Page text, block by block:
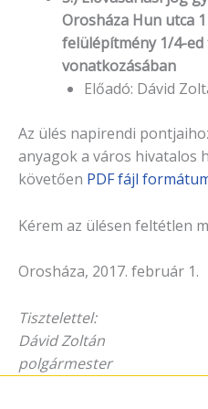
Orosháza Hun utca
felülépítmény 1/4-
vonatkozásában
Előadó: Dávid
Az ülés napirendi
anyagok a város hivatalos
követően PDF fájl
Kérem az ülésen feltétlen
Orosháza, 2017. február 1.
Tisztelettel:
Dávid Zoltán
polgármester